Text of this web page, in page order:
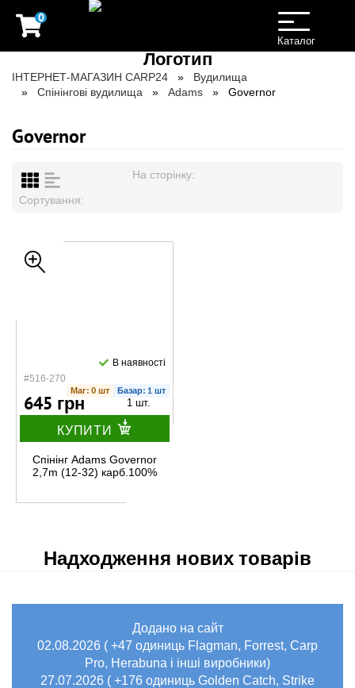
0
Toggle
navigation
Каталог
ІНТЕРНЕТ-МАГАЗИН CARP24
Вудилища
Спінінгові вудилища
Adams Governor
Governor
На сторінку:
Сортування:
#516-270
В наявності
Маг: 0 шт Базар: 1 шт
645 грн 1 шт.
КУПИТИ
Спінінг Adams Governor
2,7m (12-32) карб.100%
Надходження нових товарів
Додано на сайт
02.08.2026 ( +47 одиниць Flagman, Forrest, Carp
Pro, Herabuna і інші виробники)
27.07.2026 ( +176 одиниць Golden Catch, Strike